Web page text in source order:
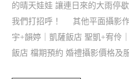
的晴天娃娃 讓連日來的大雨停
我們打招呼！ 其他平面攝影
宇+韻婷｜凱薩飯店 聖凱+宥伶
飯店 檔期預約 婚禮攝影價格及